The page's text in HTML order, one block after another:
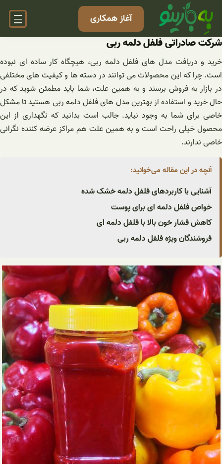
محتوا
آغاز همکاری
شرکت صادراتی فلفل دلمه ربی
خرید و دریافت مدل های فلفل دلمه ربی، هیچگاه کار ساده ای نبوده
است. چرا که این محصولات می توانند در دسته ها و کیفیت های مختلفی
در بازار به فروش برسند و به همین علت، شما باید مطمئن شوید که در
حال خرید و استفاده از بهترین مدل های فلفل دلمه ربی هستید تا مشکل
خاصی برای شما به وجود نیاید. جالب است بدانید که نگهداری از این
محصول خیلی راحت است و به همین علت هم مراکز عرضه کننده نگرانی
خاصی ندارند.
آنچه در این مقاله می‌خوانید:
آشنایی با کاربردهای فلفل دلمه خشک شده
خواص فلفل دلمه ای برای پوست
کاهش فشار خون بالا با فلفل دلمه ای
فروشندگان ویژه فلفل دلمه ربی